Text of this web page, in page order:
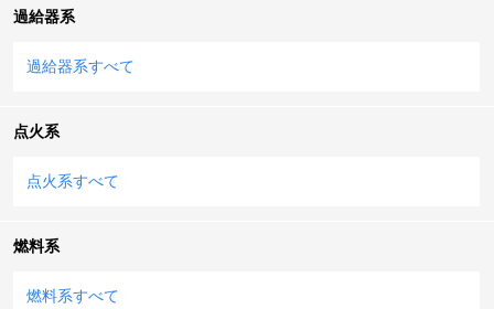
過給器系
過給器系すべて
点火系
点火系すべて
燃料系
燃料系すべて